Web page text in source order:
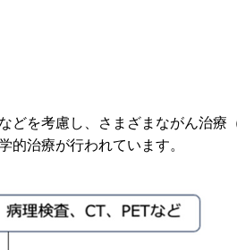
を考慮し、さまざまながん治療
的治療が行われています。